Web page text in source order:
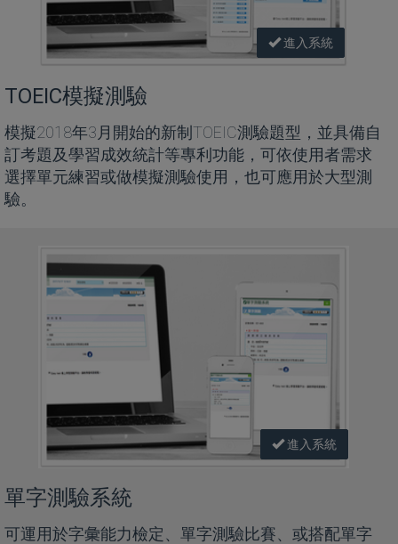
進入系統
TOEIC模擬測驗
模擬2018年3月開始的新制TOEIC測驗題型，並具備自
訂考題及學習成效統計等專利功能，可依使用者需求
選擇單元練習或做模擬測驗使用，也可應用於大型測
驗。
進入系統
單字測驗系統
可運用於字彙能力檢定、單字測驗比賽、或搭配單字